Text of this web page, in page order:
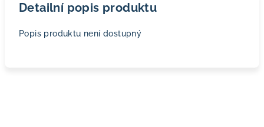
Detailní popis produktu
Popis produktu není dostupný